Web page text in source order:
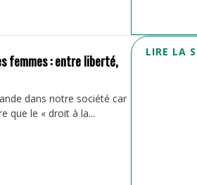
femmes : entre liberté,
dans notre société car
que le « droit à la...
LIRE LA